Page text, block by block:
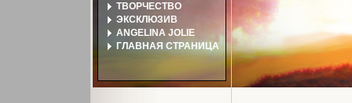
ТВОРЧЕСТВО
ЭКСКЛЮЗИВ
ANGELINA JOLIE
ГЛАВНАЯ СТРАНИЦА